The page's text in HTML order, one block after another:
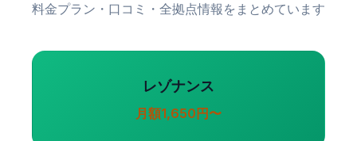
料金プラン・口コミ・全拠点情報をまとめています
レゾナンス
月額1,650円〜